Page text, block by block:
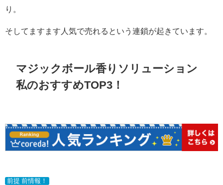
り。
そしてますます人気で売れるという連鎖が起きています。
マジックボール香りソリューション
私のおすすめTOP3！
前提 前情報！